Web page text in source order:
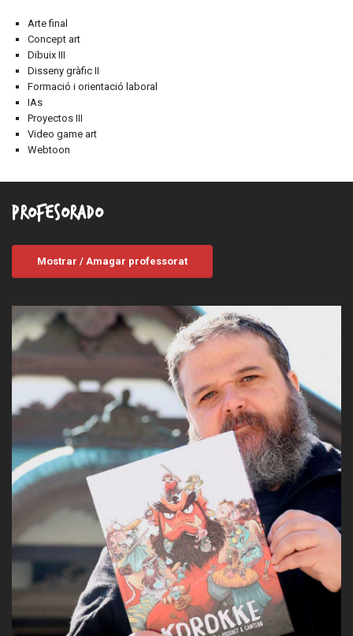
Arte final
Concept art
Dibuix III
Disseny gràfic II
Formació i orientació laboral
IAs
Proyectos III
Video game art
Webtoon
Profesorado
Mostrar / Amagar professorat